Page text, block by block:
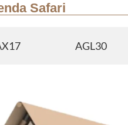
Safari
AGL30